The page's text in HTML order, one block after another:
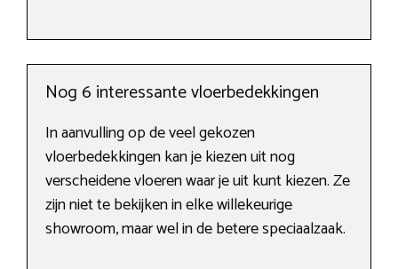
Nog 6 interessante vloerbedekkingen
In aanvulling op de veel gekozen
vloerbedekkingen kan je kiezen uit nog
verscheidene vloeren waar je uit kunt kiezen. Ze
zijn niet te bekijken in elke willekeurige
showroom, maar wel in de betere speciaalzaak.